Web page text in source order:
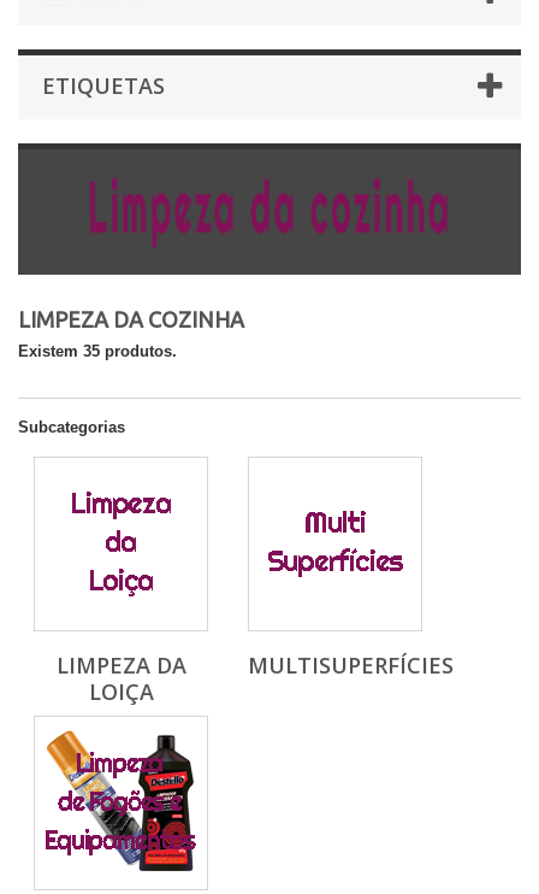
ETIQUETAS
LIMPEZA DA COZINHA
Existem 35 produtos.
Subcategorias
LIMPEZA DA
LOIÇA
MULTISUPERFÍCIES